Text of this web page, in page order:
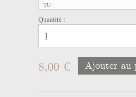
TU
Quantité :
8,00 € Ajouter au